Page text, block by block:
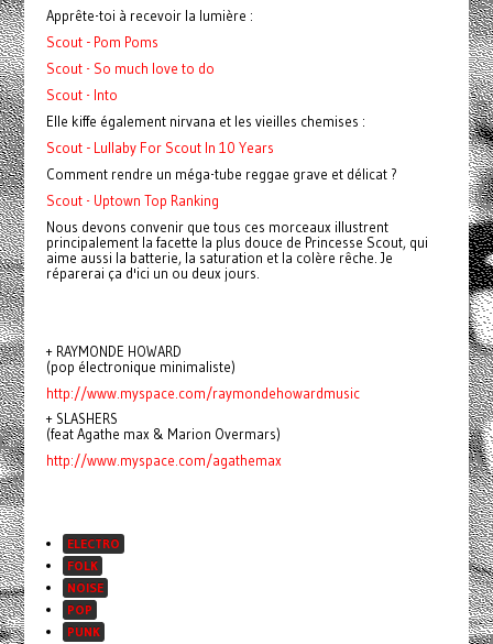
Apprête-toi à recevoir la lumière :
Scout - Pom Poms
Scout - So much love to do
Scout - Into
Elle kiffe également nirvana et les vieilles chemises :
Scout - Lullaby For Scout In 10 Years
Comment rendre un méga-tube reggae grave et délicat ?
Scout - Uptown Top Ranking
Nous devons convenir que tous ces morceaux illustrent
principalement la facette la plus douce de Princesse Scout, qui
aime aussi la batterie, la saturation et la colère rêche. Je
réparerai ça d'ici un ou deux jours.
+ RAYMONDE HOWARD
(pop électronique minimaliste)
http://www.myspace.com/raymondehowardmusic
+ SLASHERS
(feat Agathe max & Marion Overmars)
http://www.myspace.com/agathemax
ELECTRO
FOLK
NOISE
POP
PUNK